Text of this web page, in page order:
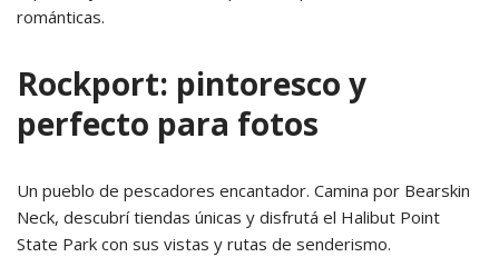
románticas.
Rockport: pintoresco y
perfecto para fotos
Un pueblo de pescadores encantador. Camina por Bearskin
Neck, descubrí tiendas únicas y disfrutá el Halibut Point
State Park con sus vistas y rutas de senderismo.